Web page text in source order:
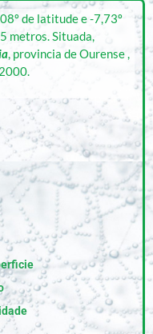
de latitude e -7,73º
metros. Situada,
, provincia de Ourense ,